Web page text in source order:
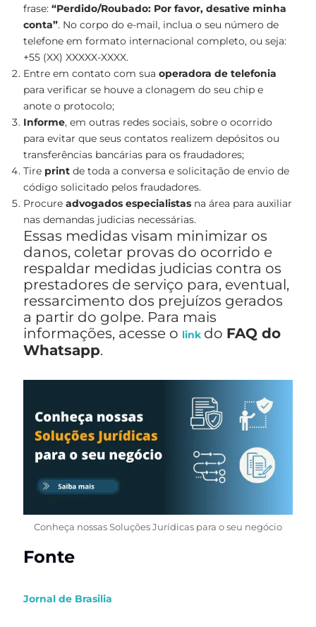
frase: “Perdido/Roubado: Por favor, desative minha
conta”. No corpo do e-mail, inclua o seu número de
telefone em formato internacional completo, ou seja:
+55 (XX) XXXXX-XXXX.
Entre em contato com sua operadora de telefonia
para verificar se houve a clonagem do seu chip e
anote o protocolo;
Informe, em outras redes sociais, sobre o ocorrido
para evitar que seus contatos realizem depósitos ou
transferências bancárias para os fraudadores;
Tire print de toda a conversa e solicitação de envio de
código solicitado pelos fraudadores.
Procure advogados especialistas na área para auxiliar
nas demandas judicias necessárias.
Essas medidas visam minimizar os
danos, coletar provas do ocorrido e
respaldar medidas judicias contra os
prestadores de serviço para, eventual,
ressarcimento dos prejuízos gerados
a partir do golpe. Para mais
informações, acesse o link do FAQ do
Whatsapp.
Conheça nossas Soluções Jurídicas para o seu negócio
Fonte
Jornal de Brasilia